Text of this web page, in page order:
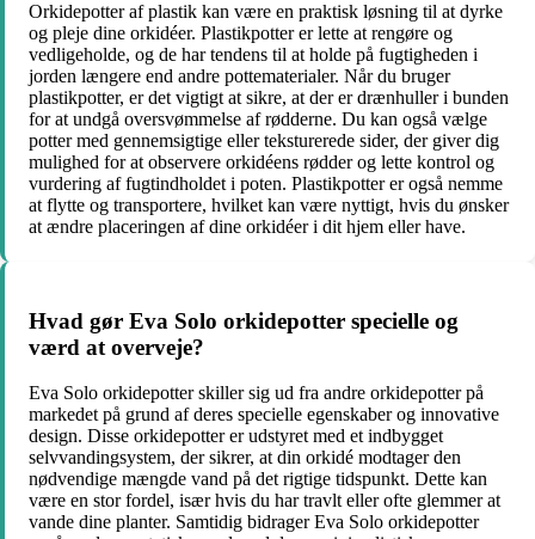
Orkidepotter af plastik kan være en praktisk løsning til at dyrke
og pleje dine orkidéer. Plastikpotter er lette at rengøre og
vedligeholde, og de har tendens til at holde på fugtigheden i
jorden længere end andre pottematerialer. Når du bruger
plastikpotter, er det vigtigt at sikre, at der er drænhuller i bunden
for at undgå oversvømmelse af rødderne. Du kan også vælge
potter med gennemsigtige eller teksturerede sider, der giver dig
mulighed for at observere orkidéens rødder og lette kontrol og
vurdering af fugtindholdet i poten. Plastikpotter er også nemme
at flytte og transportere, hvilket kan være nyttigt, hvis du ønsker
at ændre placeringen af dine orkidéer i dit hjem eller have.
Hvad gør Eva Solo orkidepotter specielle og
værd at overveje?
Eva Solo orkidepotter skiller sig ud fra andre orkidepotter på
markedet på grund af deres specielle egenskaber og innovative
design. Disse orkidepotter er udstyret med et indbygget
selvvandingsystem, der sikrer, at din orkidé modtager den
nødvendige mængde vand på det rigtige tidspunkt. Dette kan
være en stor fordel, især hvis du har travlt eller ofte glemmer at
vande dine planter. Samtidig bidrager Eva Solo orkidepotter